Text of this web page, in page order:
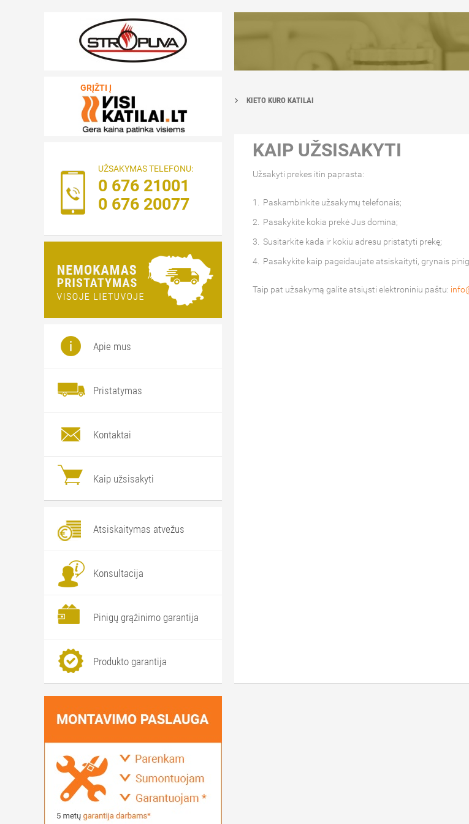
GRĮŽTI Į
UŽSAKYMAS TELEFONU:
0 676 21001
0 676 20077
Apie mus
Pristatymas
Kontaktai
Kaip užsisakyti
Atsiskaitymas atvežus
Konsultacija
Pinigų grąžinimo garantija
Produkto garantija
KIETO KURO KATILAI
KAIP UŽSISAKYTI
Užsakyti prekes itin paprasta:
1. Paskambinkite užsakymų telefonais;
2. Pasakykite kokia prekė Jus domina;
3. Susitarkite kada ir kokiu adresu pristatyti prekę;
4. Pasakykite kaip pageidaujate atsiskaityti, grynais
Taip pat užsakymą galite atsiųsti elektroniniu paštu: